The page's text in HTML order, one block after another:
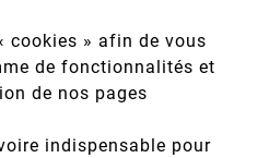
cookies » afin de vous
de fonctionnalités et
de nos pages
indispensable pour